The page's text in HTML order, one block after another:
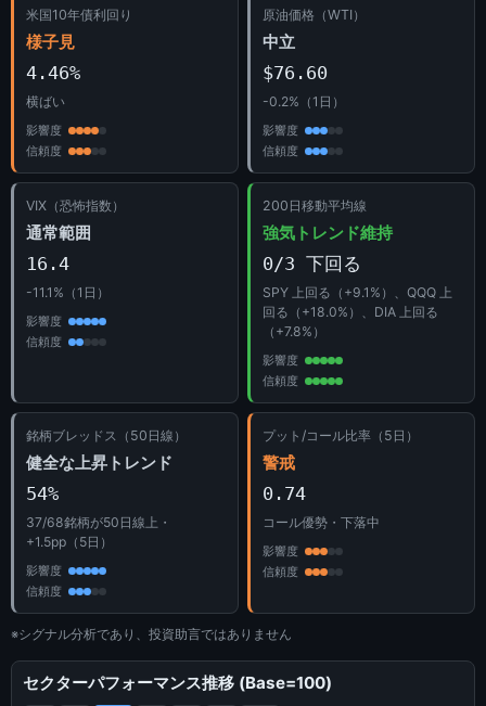
米国10年債利回り
様子見
4.46%
横ばい
影響度
信頼度
原油価格（WTI）
中立
$76.60
-0.2%（1日）
影響度
信頼度
VIX（恐怖指数）
通常範囲
16.4
-11.1%（1日）
影響度
信頼度
200日移動平均線
強気トレンド維持
0/3 下回る
SPY 上回る（+9.1%）、QQQ 上
回る（+18.0%）、DIA 上回る
（+7.8%）
影響度
信頼度
銘柄ブレッドス（50日線）
健全な上昇トレンド
54%
37/68銘柄が50日線上・
+1.5pp（5日）
影響度
信頼度
プット/コール比率（5日）
警戒
0.74
コール優勢・下落中
影響度
信頼度
※シグナル分析であり、投資助言ではありません
セクターパフォーマンス推移 (Base=100)